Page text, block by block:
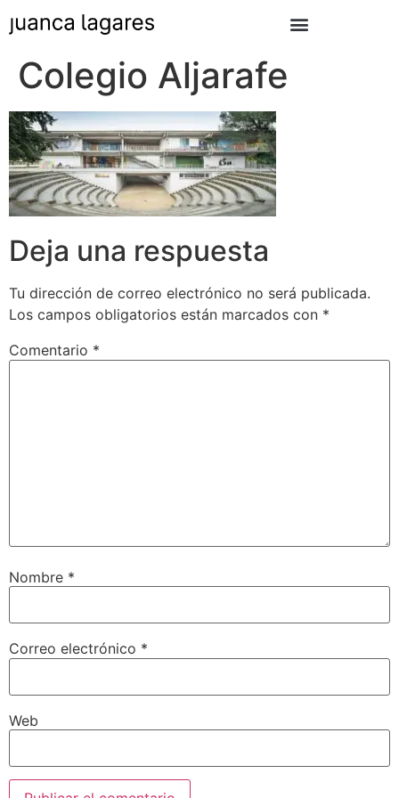
Colegio Aljarafe
Deja una respuesta
Tu dirección de correo electrónico no será publicada.
Los campos obligatorios están marcados con *
Comentario *
Nombre *
Correo electrónico *
Web